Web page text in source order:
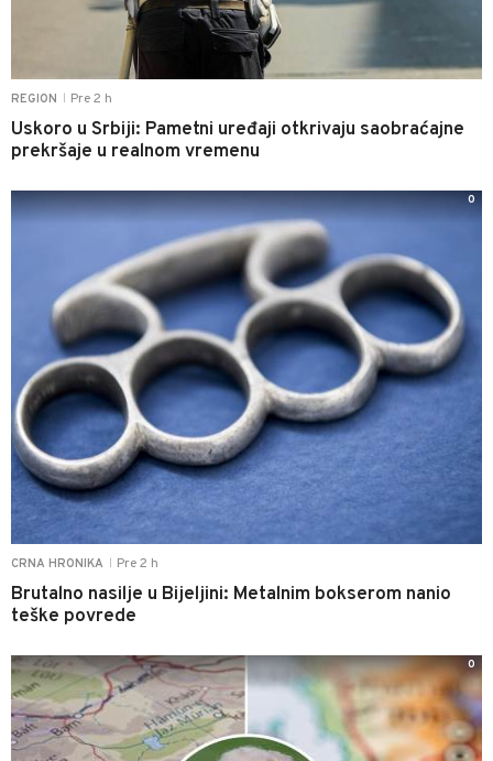
REGION Pre 2 h
Uskoro u Srbiji: Pametni uređaji otkrivaju saobraćajne
prekršaje u realnom vremenu
CRNA HRONIKA Pre 2 h
Brutalno nasilje u Bijeljini: Metalnim bokserom nanio
teške povrede
0
0